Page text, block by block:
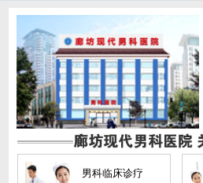
男科临床诊疗